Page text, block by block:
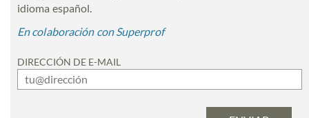
idioma español.
En colaboración con Superprof
DIRECCIÓN DE E-MAIL